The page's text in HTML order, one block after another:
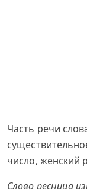
Часть речи
число, женский
Слово ресница